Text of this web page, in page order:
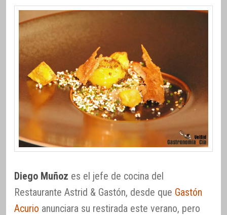
Diego Muñoz es el jefe de cocina del
Restaurante Astrid & Gastón, desde que Gastón
Acurio anunciara su restirada este verano, pero